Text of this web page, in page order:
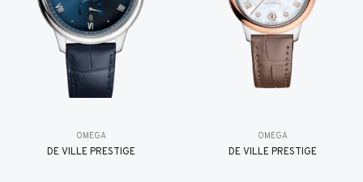
OMEGA
DE VILLE PRESTIGE
OMEGA
DE VILLE PRESTIGE